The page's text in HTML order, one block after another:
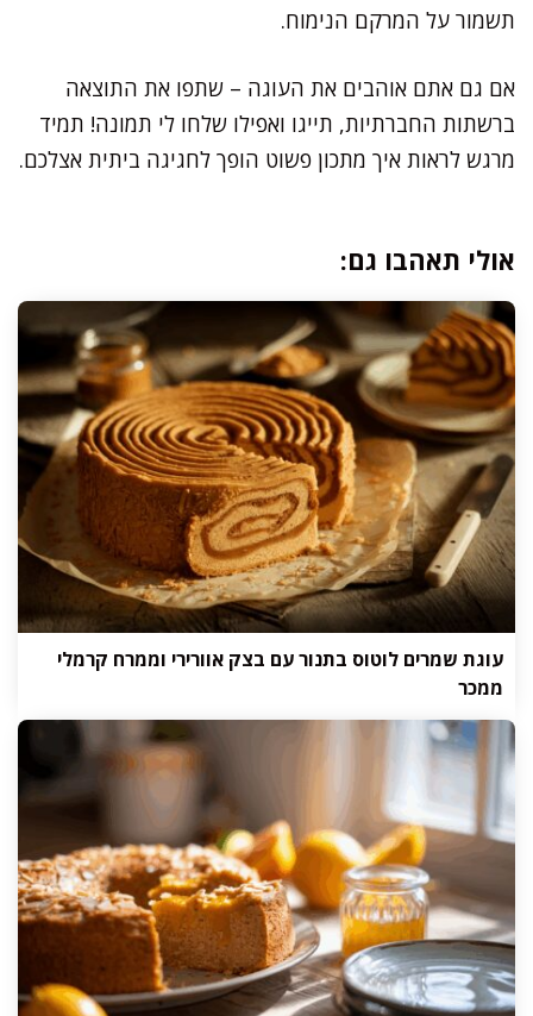
תשמור על המרקם הנימוח.
אם גם אתם אוהבים את העוגה – שתפו את התוצאה
ברשתות החברתיות, תייגו ואפילו שלחו לי תמונה! תמיד
מרגש לראות איך מתכון פשוט הופך לחגיגה ביתית אצלכם.
אולי תאהבו גם:
עוגת שמרים לוטוס בתנור עם בצק אוורירי וממרח קרמלי
ממכר